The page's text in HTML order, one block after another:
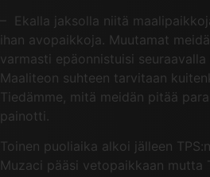
– Ekalla jaksolla niitä
ihan avopaikkoja. Muutamat
varmasti epäonnistuisi
Maaliteon suhteen tarvitaan
Tiedämme, mitä meidän pitää
painotti.
Toinen puoliaika alkoi jälleen
Muzaci pääsi vetopaikkaan mutta